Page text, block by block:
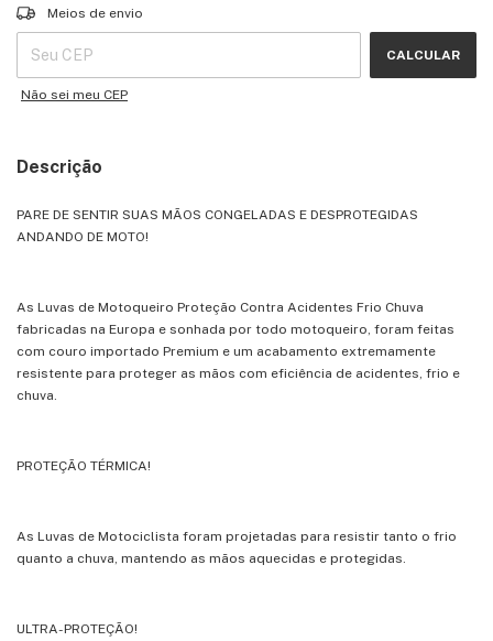
Entregas para o CEP:
Meios de envio
CALCULAR
Não sei meu CEP
Descrição
PARE DE SENTIR SUAS MÃOS CONGELADAS E DESPROTEGIDAS
ANDANDO DE MOTO!
As Luvas de Motoqueiro Proteção Contra Acidentes Frio Chuva
fabricadas na Europa e sonhada por todo motoqueiro, foram feitas
com couro importado Premium e um acabamento extremamente
resistente para proteger as mãos com eficiência de acidentes, frio e
chuva.
PROTEÇÃO TÉRMICA!
As Luvas de Motociclista foram projetadas para resistir tanto o frio
quanto a chuva, mantendo as mãos aquecidas e protegidas.
ULTRA-PROTEÇÃO!